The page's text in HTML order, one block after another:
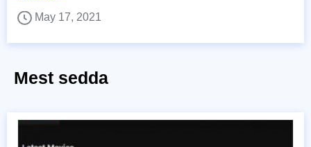
May 17, 2021
Mest sedda